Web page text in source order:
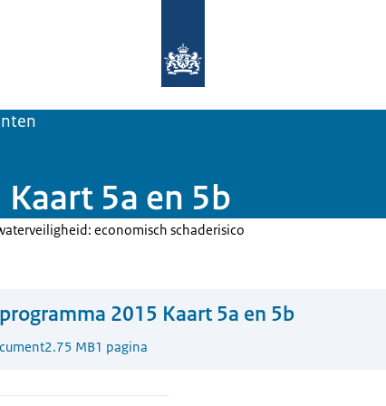
5a en 5b
economisch schaderisico
2015 Kaart 5a en 5b
2.75 MB1 pagina